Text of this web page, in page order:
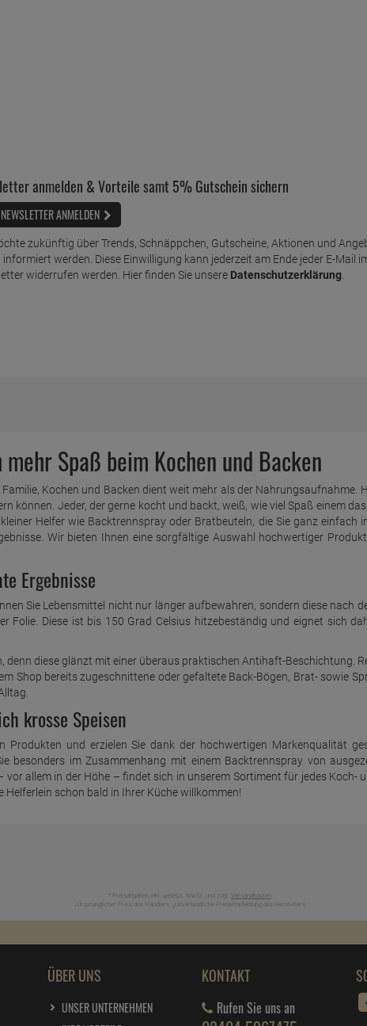
anmelden & Vorteile samt 5% Gutschein sichern
ANMELDEN
zukünftig über Trends, Schnäppchen, Gutscheine, Aktionen und
informiert werden. Diese Einwilligung kann jederzeit am Ende jeder E-Mail
widerrufen werden. Hier finden Sie unsere Datenschutzerklärung.
Spaß beim Kochen und Backen
Kochen und Backen dient weit mehr als der
können. Jeder, der gerne kocht und backt, weiß, wie viel Spaß einem
Helfer wie Backtrennspray oder Bratbeuteln, die Sie ganz einfach
Wir bieten Ihnen eine sorgfältige Auswahl hochwertiger
Ergebnisse
Sie Lebensmittel nicht nur länger aufbewahren, sondern diese nach
Folie. Diese ist bis 150 Grad Celsius hitzebeständig und eignet sich
denn diese glänzt mit einer überaus praktischen Antihaft-Beschichtung.
Shop bereits zugeschnittene oder gefaltete Back-Bögen, Brat- sowie
krosse Speisen
Produkten und erzielen Sie dank der hochwertigen Markenqualität
besonders im Zusammenhang mit einem Backtrennspray von
vor allem in der Höhe – findet sich in unserem Sortiment für jedes Koch-
schon bald in Ihrer Küche willkommen!
* Preisangaben inkl. gesetzl. MwSt. und zzgl. Versandkosten
Ursprünglicher Preis des Händlers, Unverbindliche Preisempfehlung des Herstellers
ÜBER UNS
UNSER UNTERNEHMEN
KONTAKT
Rufen Sie uns an